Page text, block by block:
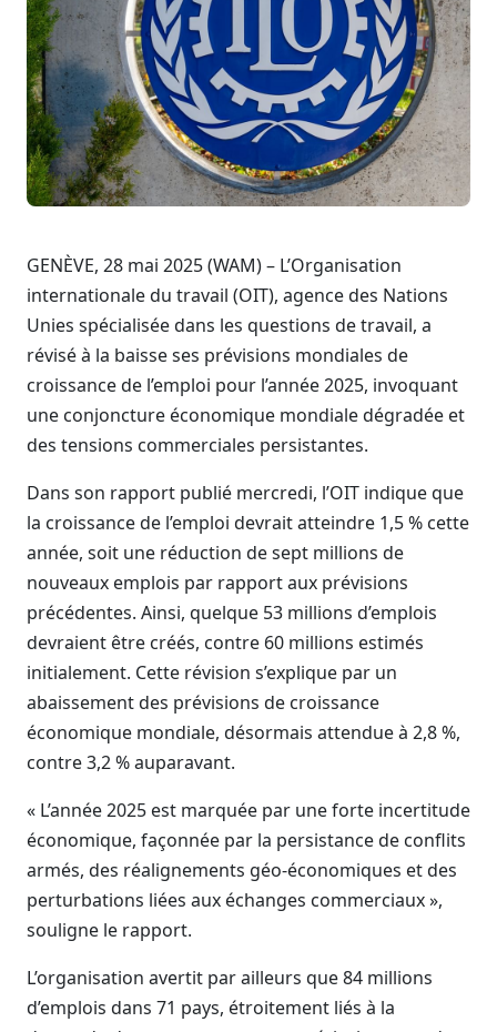
GENÈVE, 28 mai 2025 (WAM) – L’Organisation
internationale du travail (OIT), agence des Nations
Unies spécialisée dans les questions de travail, a
révisé à la baisse ses prévisions mondiales de
croissance de l’emploi pour l’année 2025, invoquant
une conjoncture économique mondiale dégradée et
des tensions commerciales persistantes.
Dans son rapport publié mercredi, l’OIT indique que
la croissance de l’emploi devrait atteindre 1,5 % cette
année, soit une réduction de sept millions de
nouveaux emplois par rapport aux prévisions
précédentes. Ainsi, quelque 53 millions d’emplois
devraient être créés, contre 60 millions estimés
initialement. Cette révision s’explique par un
abaissement des prévisions de croissance
économique mondiale, désormais attendue à 2,8 %,
contre 3,2 % auparavant.
« L’année 2025 est marquée par une forte incertitude
économique, façonnée par la persistance de conflits
armés, des réalignements géo-économiques et des
perturbations liées aux échanges commerciaux »,
souligne le rapport.
L’organisation avertit par ailleurs que 84 millions
d’emplois dans 71 pays, étroitement liés à la